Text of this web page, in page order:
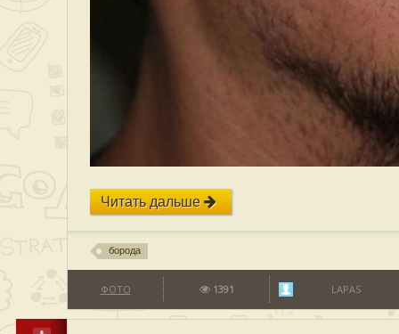
Читать дальше
борода
ФОТО 1391 LAPAS